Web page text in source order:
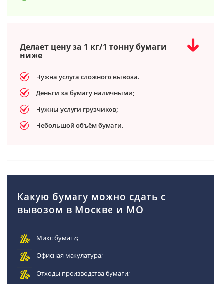
Делает цену за 1 кг/1 тонну бумаги
ниже
Нужна услуга сложного вывоза.
Деньги за бумагу наличными;
Нужны услуги грузчиков;
Небольшой объём бумаги.
Какую бумагу можно сдать с
вывозом в Москве и МО
Микс бумаги;
Офисная макулатура;
Отходы производства бумаги;